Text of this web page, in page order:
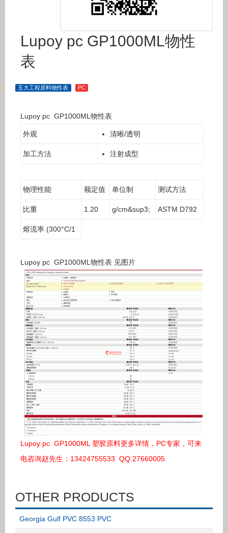
Lupoy pc GP1000ML物性
表
五大工程原料物性表 PC
Lupoy pc GP1000ML物性表
外观 清晰/透明
加工方法 注射成型
物理性能 额定值 单位制 测试方法
比重 1.20 g/cm&sup3; ASTM D792
熔流率 (300°C/1
Lupoy pc GP1000ML物性表 见图片
Lupoy pc GP1000ML 塑胶原料更多详情，PC专家，可来
电咨询赵先生：13424755533 QQ:27660005
OTHER PRODUCTS
Georgia Gulf PVC 8553 PVC